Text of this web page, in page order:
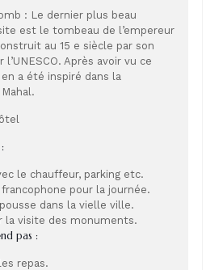
: Le dernier plus beau
est le tombeau de l’empereur
au 15 e siècle par son
Après avoir vu ce
a été inspiré dans la
le chauffeur, parking etc.
pour la journée.
dans la vielle ville.
la visite des monuments.
pas :
repas.